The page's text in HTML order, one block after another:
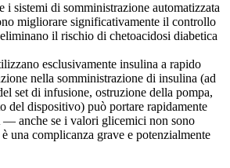
i sistemi di somministrazione automatizzata
migliorare significativamente il controllo
il rischio di chetoacidosi diabetica
esclusivamente insulina a rapido
nella somministrazione di insulina (ad
set di infusione, ostruzione della pompa,
del dispositivo) può portare rapidamente
anche se i valori glicemici non sono
una complicanza grave e potenzialmente